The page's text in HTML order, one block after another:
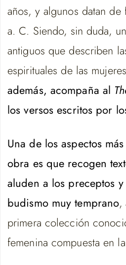
años, y algunos datan
a. C. Siendo, sin duda,
antiguos que describen
espirituales de las
además, acompaña al
los versos escritos por
Una de los aspectos
obra es que recogen
aluden a los preceptos
budismo muy temprano,
primera colección
femenina compuesta en